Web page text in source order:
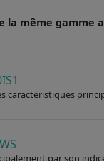
même gamme
caractéristiques
par son